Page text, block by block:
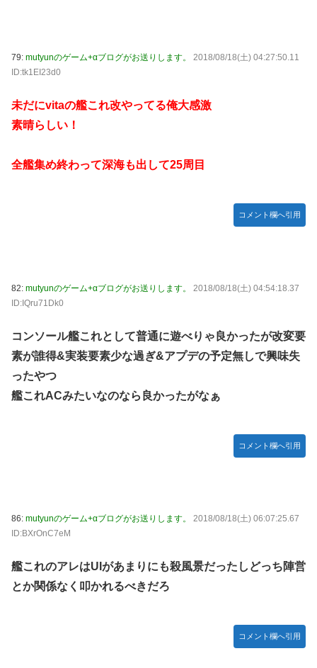
79: mutyunのゲーム+αブログがお送りします。
2018/08/18(土) 04:27:50.11
ID:tk1EI23d0
未だにvitaの艦これ改やってる俺大感激
素晴らしい！
全艦集め終わって深海も出して25周目
コメント欄へ引用
82: mutyunのゲーム+αブログがお送りします。
2018/08/18(土) 04:54:18.37
ID:IQru71Dk0
コンソール艦これとして普通に遊べりゃ良かったが改変要
素が誰得&実装要素少な過ぎ&アプデの予定無しで興味失
ったやつ
艦これACみたいなのなら良かったがなぁ
コメント欄へ引用
86: mutyunのゲーム+αブログがお送りします。
2018/08/18(土) 06:07:25.67
ID:BXrOnC7eM
艦これのアレはUIがあまりにも殺風景だったしどっち陣営
とか関係なく叩かれるべきだろ
コメント欄へ引用